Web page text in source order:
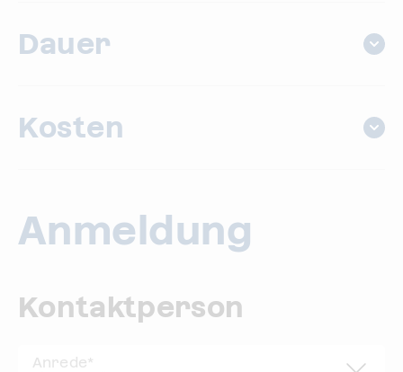
Dauer
Kosten
Anmeldung
Kontaktperson
Anrede*